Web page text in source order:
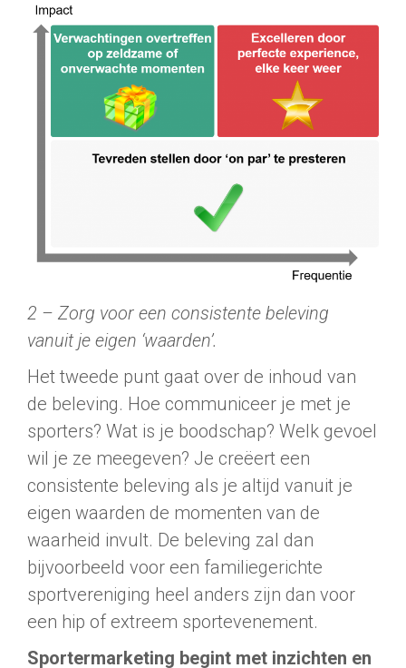
2 – Zorg voor een consistente beleving
vanuit je eigen ‘waarden’.
Het tweede punt gaat over de inhoud van
de beleving. Hoe communiceer je met je
sporters? Wat is je boodschap? Welk gevoel
wil je ze meegeven? Je creëert een
consistente beleving als je altijd vanuit je
eigen waarden de momenten van de
waarheid invult. De beleving zal dan
bijvoorbeeld voor een familiegerichte
sportvereniging heel anders zijn dan voor
een hip of extreem sportevenement.
Sportermarketing begint met inzichten en